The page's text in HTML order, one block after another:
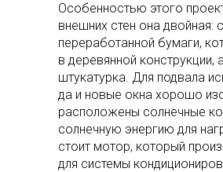
Особенностью этого
внешних стен она двойная:
переработанной бумаги,
в деревянной конструкции,
штукатурка. Для подвала
да и новые окна хорошо
расположены солнечные
солнечную энергию для
стоит мотор, который
для системы